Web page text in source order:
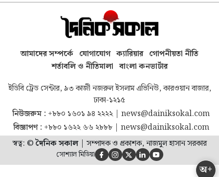
অ+
আমাদের সম্পর্কে যোগাযোগ ক্যারিয়ার গোপনীয়তা নীতি
শর্তাবলি ও নীতিমালা বাংলা কনভার্টার
ইডিবি ট্রেড সেন্টার, ৯৩ কাজী নজরুল ইসলাম এভিনিউ, কারওয়ান বাজার,
ঢাকা-১২১৫
নিউজরুম : +৮৮০ ১৬০১ ৯৪ ২২২২| news@dainiksokal.com
বিজ্ঞাপণ : +৮৮০ ১৬২২ ৬৬ ২৮৮৮| news@dainiksokal.com
স্বত্ব: ©দৈনিক সকাল| সম্পাদক ও প্রকাশক, নাজমুল হাসান সরকার
সোশ্যাল মিডিয়া     